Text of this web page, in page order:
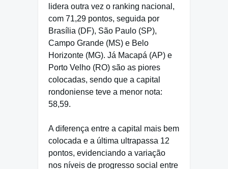
lidera outra vez o ranking nacional,
com 71,29 pontos, seguida por
Brasília (DF), São Paulo (SP),
Campo Grande (MS) e Belo
Horizonte (MG). Já Macapá (AP) e
Porto Velho (RO) são as piores
colocadas, sendo que a capital
rondoniense teve a menor nota:
58,59.
A diferença entre a capital mais bem
colocada e a última ultrapassa 12
pontos, evidenciando a variação
nos níveis de progresso social entre